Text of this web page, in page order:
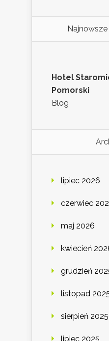
Hotel
Pomorski
Blog
lipiec 2026
czerwiec
maj 2026
kwiecień
grudzień
listopad
sierpień 2025
lipiec 2025